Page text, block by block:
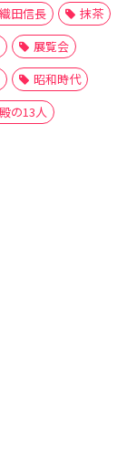
織田信長
抹茶
展覧会
昭和時代
の13人